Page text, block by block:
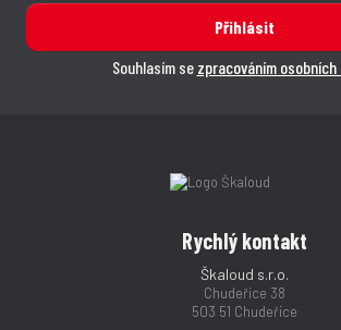
Přihlásit
Souhlasím se zpracováním osobních
Rychlý kontakt
Škaloud s.r.o.
Chudeřice 38
503 51 Chudeřice